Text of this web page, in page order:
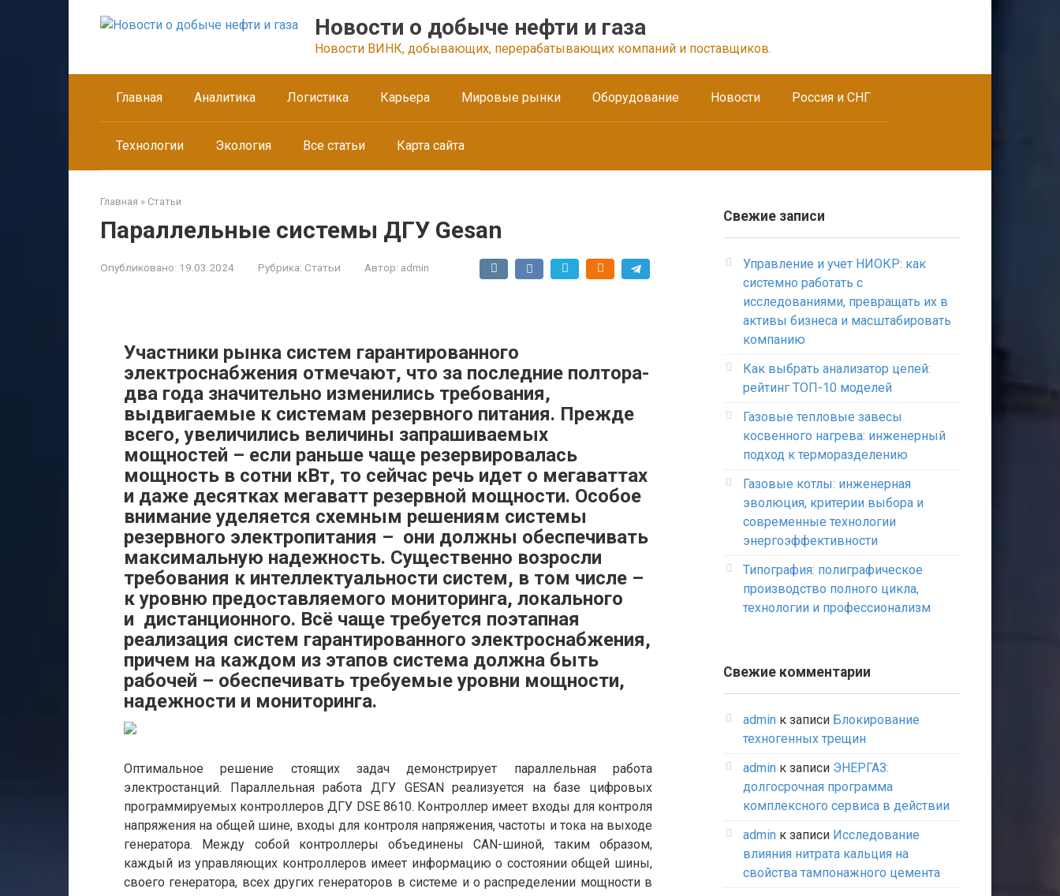
Новости о добыче нефти и газа
Новости ВИНК, добывающих, перерабатывающих компаний и поставщиков.
Главная Аналитика Логистика Карьера Мировые рынки Оборудование Новости Россия и СНГ
Технологии Экология Все статьи Карта сайта
Главная » Статьи
Параллельные системы ДГУ Gesan
Опубликовано: 19.03.2024 Рубрика: Статьи Автор: admin
Участники рынка систем гарантированного
электроснабжения отмечают, что за последние полтора-
два года значительно изменились требования,
выдвигаемые к системам резервного питания. Прежде
всего, увеличились величины запрашиваемых
мощностей – если раньше чаще резервировалась
мощность в сотни кВт, то сейчас речь идет о мегаваттах
и даже десятках мегаватт резервной мощности. Особое
внимание уделяется схемным решениям системы
резервного электропитания – они должны обеспечивать
максимальную надежность. Существенно возросли
требования к интеллектуальности систем, в том числе –
к уровню предоставляемого мониторинга, локального
и дистанционного. Всё чаще требуется поэтапная
реализация систем гарантированного электроснабжения,
причем на каждом из этапов система должна быть
рабочей – обеспечивать требуемые уровни мощности,
надежности и мониторинга.
Оптимальное решение стоящих задач демонстрирует параллельная работа
электростанций. Параллельная работа ДГУ GESAN реализуется на базе цифровых
программируемых контроллеров ДГУ DSE 8610. Контроллер имеет входы для контроля
напряжения на общей шине, входы для контроля напряжения, частоты и тока на выходе
генератора. Между собой контроллеры объединены CAN-шиной, таким образом,
каждый из управляющих контроллеров имеет информацию о состоянии общей шины,
своего генератора, всех других генераторов в системе и о распределении мощности в
Свежие записи
Управление и учет НИОКР: как
системно работать с
исследованиями, превращать их в
активы бизнеса и масштабировать
компанию
Как выбрать анализатор цепей:
рейтинг ТОП-10 моделей
Газовые тепловые завесы
косвенного нагрева: инженерный
подход к терморазделению
Газовые котлы: инженерная
эволюция, критерии выбора и
современные технологии
энергоэффективности
Типография: полиграфическое
производство полного цикла,
технологии и профессионализм
Свежие комментарии
admin к записи Блокирование
техногенных трещин
admin к записи ЭНЕРГАЗ:
долгосрочная программа
комплексного сервиса в действии
admin к записи Исследование
влияния нитрата кальция на
свойства тампонажного цемента